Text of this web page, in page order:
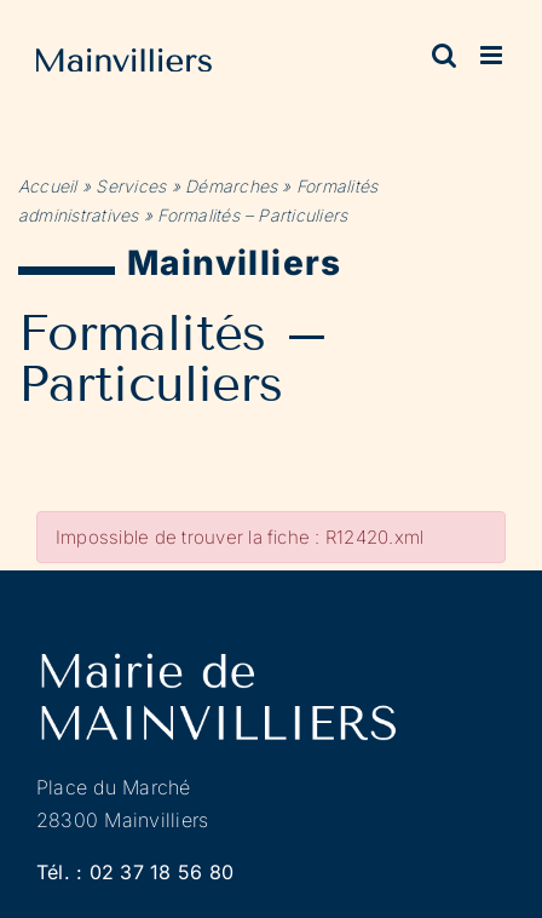
contenu
Accueil» Services» Démarches» Formalités
administratives» Formalités – Particuliers
Mainvilliers
Formalités –
Particuliers
Impossible de trouver la fiche : R12420.xml
Place du Marché
28300 Mainvilliers
Tél. : 02 37 18 56 80